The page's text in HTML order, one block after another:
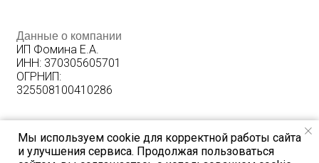
Мы используем cookie для корректной работы сайта
и улучшения сервиса. Продолжая пользоваться